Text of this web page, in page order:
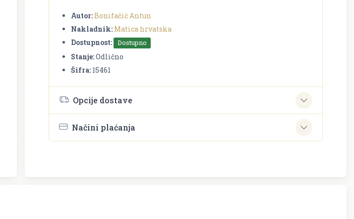
Autor:Bonifačić Antun
Nakladnik: Matica hrvatska
Dostupnost:
Dostupno
Stanje:Odlično
Šifra: 15461
Opcije dostave
Načini plaćanja